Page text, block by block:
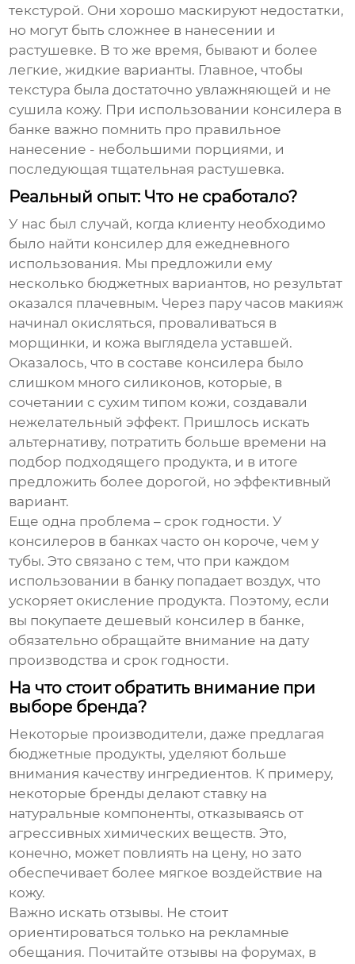
текстурой. Они хорошо маскируют недостатки,
но могут быть сложнее в нанесении и
растушевке. В то же время, бывают и более
легкие, жидкие варианты. Главное, чтобы
текстура была достаточно увлажняющей и не
сушила кожу. При использовании консилера в
банке важно помнить про правильное
нанесение - небольшими порциями, и
последующая тщательная растушевка.
Реальный опыт: Что не сработало?
У нас был случай, когда клиенту необходимо
было найти консилер для ежедневного
использования. Мы предложили ему
несколько бюджетных вариантов, но результат
оказался плачевным. Через пару часов макияж
начинал окисляться, проваливаться в
морщинки, и кожа выглядела уставшей.
Оказалось, что в составе консилера было
слишком много силиконов, которые, в
сочетании с сухим типом кожи, создавали
нежелательный эффект. Пришлось искать
альтернативу, потратить больше времени на
подбор подходящего продукта, и в итоге
предложить более дорогой, но эффективный
вариант.
Еще одна проблема – срок годности. У
консилеров в банках часто он короче, чем у
тубы. Это связано с тем, что при каждом
использовании в банку попадает воздух, что
ускоряет окисление продукта. Поэтому, если
вы покупаетедешевый консилер в банке,
обязательно обращайте внимание на дату
производства и срок годности.
На что стоит обратить внимание при
выборе бренда?
Некоторые производители, даже предлагая
бюджетные продукты, уделяют больше
внимания качеству ингредиентов. К примеру,
некоторые бренды делают ставку на
натуральные компоненты, отказываясь от
агрессивных химических веществ. Это,
конечно, может повлиять на цену, но зато
обеспечивает более мягкое воздействие на
кожу.
Важно искать отзывы. Не стоит
ориентироваться только на рекламные
обещания. Почитайте отзывы на форумах, в